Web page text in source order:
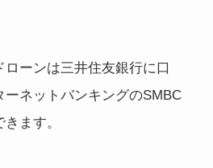
ーンは三井住友銀行に口
ーネットバンキングのSMBC
ます。